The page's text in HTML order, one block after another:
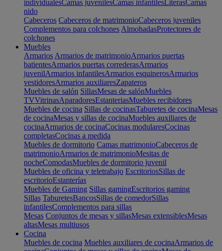
individualesCamas juvenilesCamas infantilesLiterasCamas
nido
Cabeceros Cabeceros de matrimonioCabeceros juveniles
Complementos para colchones AlmohadasProtectores de
colchones
Muebles
Armarios Armarios de matrimonioArmarios puertas
batientesArmarios puertas correderasArmarios
juvenilArmarios infantilesArmarios esquinerosArmarios
vestidoresArmarios auxiliaresZapateros
Muebles de salón SillasMesas de salónMuebles
TVVitrinasAparadoresEstanteriasMuebles recibidores
Muebles de cocina Sillas de cocinasTaburetes de cocinaMesas
de cocinaMesas y sillas de cocinaMuebles auxiliares de
cocinaArmarios de cocinaCocinas modularesCocinas
completasCocinas a medida
Muebles de dormitorio Camas matrimonioCabeceros de
matrimonioArmarios de matrimonioMesitas de
nocheComodasMuebles de dormitorio juvenil
Muebles de oficina y teletrabajo EscritoriosSillas de
escritorioEstanterías
Muebles de Gaming Sillas gamingEscritorios gaming
Sillas TaburetesBancosSillas de comedorSillas
infantilesComplementos para sillas
Mesas Conjuntos de mesas y sillasMesas extensiblesMesas
altasMesas multiusos
Cocina
Muebles de cocina Muebles auxiliares de cocinaArmarios de